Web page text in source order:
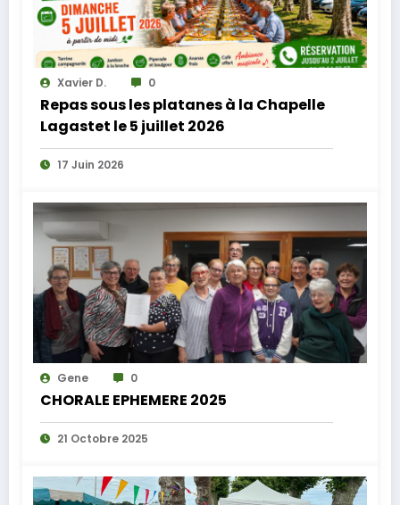
Xavier D. 0
Repas sous les platanes à la Chapelle
Lagastet le 5 juillet 2026
17 Juin 2026
Gene 0
CHORALE EPHEMERE 2025
21 Octobre 2025